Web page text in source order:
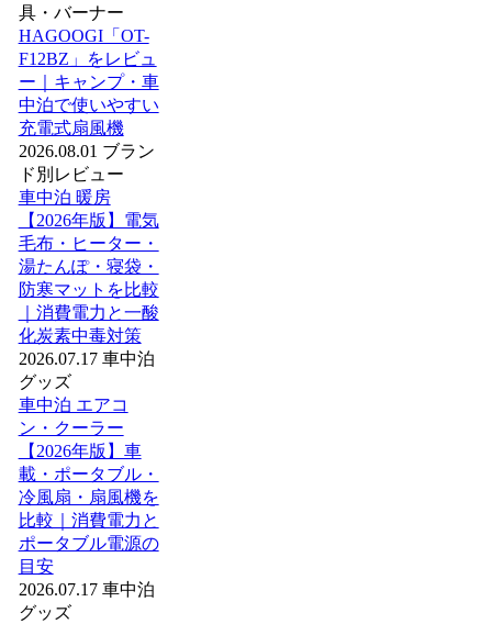
具・バーナー
HAGOOGI「OT-
F12BZ」をレビュ
ー｜キャンプ・車
中泊で使いやすい
充電式扇風機
2026.08.01 ブラン
ド別レビュー
車中泊 暖房
【2026年版】電気
毛布・ヒーター・
湯たんぽ・寝袋・
防寒マットを比較
｜消費電力と一酸
化炭素中毒対策
2026.07.17 車中泊
グッズ
車中泊 エアコ
ン・クーラー
【2026年版】車
載・ポータブル・
冷風扇・扇風機を
比較｜消費電力と
ポータブル電源の
目安
2026.07.17 車中泊
グッズ